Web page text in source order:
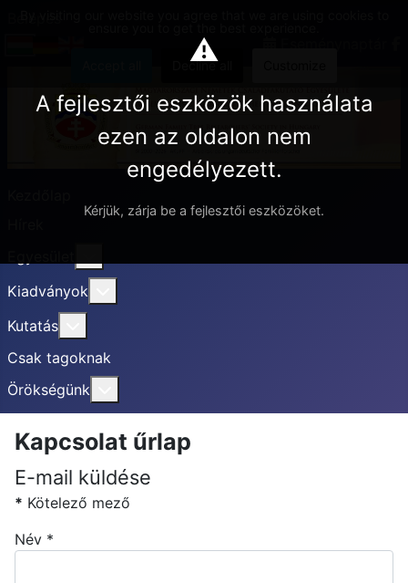
Kiadványok
Kutatás
Csak tagoknak
Örökségünk
Kapcsolat űrlap
E-mail küldése
* Kötelező mező
Név *
Decline all
⚠
A fejlesztői eszközök használata
ezen az oldalon nem
engedélyezett.
Kérjük, zárja be a fejlesztői eszközöket.